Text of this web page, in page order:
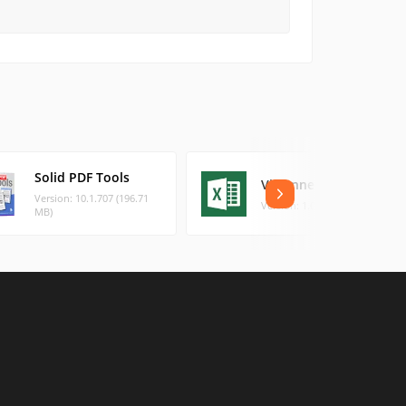
Solid PDF Tools
Version: 10.1.707 (196.71
MB)
Visionneuse Excel
Version: 1.0 (51.17 MB)